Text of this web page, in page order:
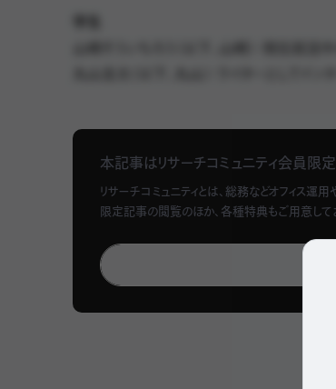
Q オフィスって企業選びでどれくら
山崎：「確かに就活で『私の就活の軸はオフ
でも、もし複数内定をいただけたら福利厚
本記事はリサーチコミュニティ会員限
リサーチコミュニティとは、総務などオフィス運
限定記事の閲覧のほか、各種特典もご用意してお